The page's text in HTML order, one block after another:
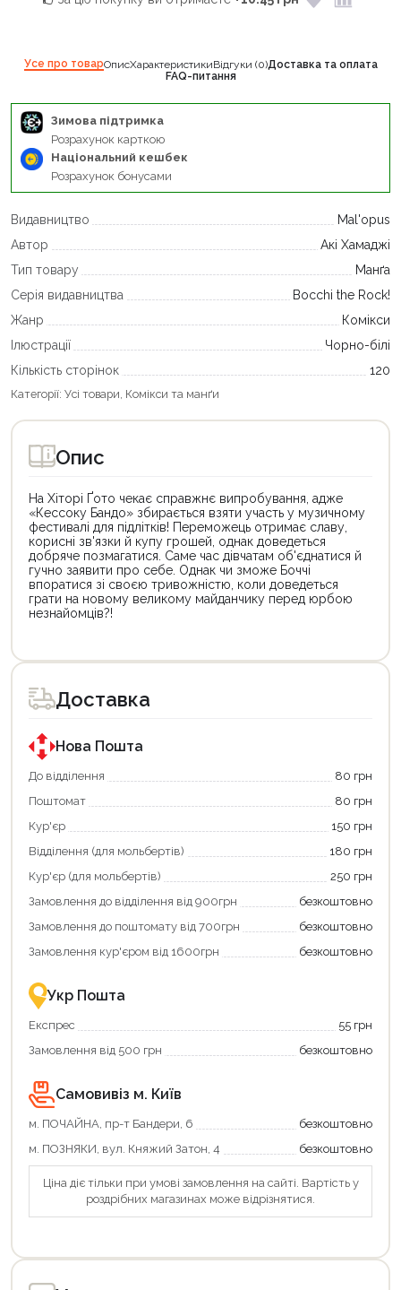
Усе про товарОписХарактеристикиВідгуки (0)Доставка та оплата
FAQ-питання
Зимова підтримка
Розрахунок карткою
Національний кешбек
Розрахунок бонусами
Видавництво
Mal'opus
Автор
Акі Хамаджі
Тип товару
Манґа
Серія видавництва
Bocchi the Rock!
Жанр
Комікси
Ілюстрації
Чорно-білі
Кількість сторінок
120
Категорії: Усі товари Комікси та манґи
Опис
На Хіторі Ґото чекає справжнє випробування, адже
«Кессоку Бандо» збирається взяти участь у музичному
фестивалі для підлітків! Переможець отримає славу,
корисні зв'язки й купу грошей, однак доведеться
добряче позмагатися. Саме час дівчатам об'єднатися й
гучно заявити про себе. Однак чи зможе Боччі
впоратися зі своєю тривожністю, коли доведеться
грати на новому великому майданчику перед юрбою
незнайомців?!
товар
для
покупки
державною
програмою
єКнига.
Використовуйте
карту
щоб
зекономити
та
отримати
переваги!
картою
єКнига
–
зручно
та
товар
для
покупки
державною
програмою
«Національний
кешбек».
покупку
«Національний
кешбек»
та
отримуйте
повернення
Економте
більше
разом
державною
підтримкою!
Доставка
Нова Пошта
До відділення
80 грн
Поштомат
80 грн
Кур'єр
150 грн
Відділення (для мольбертів)
180 грн
Кур'єр (для мольбертів)
250 грн
Замовлення до відділення від 900грн
безкоштовно
Замовлення до поштомату від 700грн
безкоштовно
Замовлення кур'єром від 1600грн
безкоштовно
Укр Пошта
Експрес
55 грн
Замовлення від 500 грн
безкоштовно
Самовивіз м. Київ
м. ПОЧАЙНА, пр-т Бандери, 6
безкоштовно
м. ПОЗНЯКИ, вул. Княжий Затон, 4
безкоштовно
Ціна діє тільки при умові замовлення на сайті. Вартість у
роздрібних магазинах може відрізнятися.